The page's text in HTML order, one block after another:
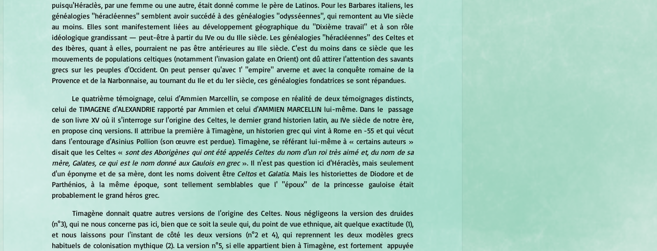
puisqu'Héraclès, par une femme ou une autre, était donné comme le père de Latinos. Pour les Barbares italiens, les
généalogies "héracléennes" semblent avoir succédé à des généalogies "odysséennes", qui remontent au VIe siècle
au moins. Elles sont manifestement liées au développement géographique du "Dixième travail" et à son rôle
idéologique grandissant — peut-être à partir du IVe ou du Ille siècle. Les généalogies "héracléennes" des Celtes et
des Ibères, quant à elles, pourraient ne pas être antérieures au Ille siècle. C'est du moins dans ce siècle que les
mouvements de populations celtiques (notamment l'invasion galate en Orient) ont dû attirer l'attention des savants
grecs sur les peuples d'Occident. On peut penser qu'avec 1' "empire" arverne et avec la conquête romaine de la
Provence et de la Narbonnaise, au tournant du Ile et du 1er siècle, ces généalogies fondatrices se sont répandues.
celui de TIMAGENE d'ALEXANDRIE rapporté par Ammien et celui d'AMMIEN MARCELLIN lui-même. Dans le  passage
de son livre XV où il s'interroge sur l'origine des Celtes, le dernier grand historien latin, au IVe siècle de notre ère,
en propose cinq versions. Il attribue la première à Timagène, un historien grec qui vint à Rome en -55 et qui vécut
dans l'entourage d'Asinius Pollion (son œuvre est perdue). Timagène, se référant lui-même à « certains auteurs »
disait que les Celtes « sont des Aborigènes qui ont été appelés Celtes du nom d'un roi très aimé et, du nom de sa
mère, Galates, ce qui est le nom donné aux Gaulois en grec ». Il n'est pas question ici d'Héraclès, mais seulement
d'un éponyme et de sa mère, dont les noms doivent être Celtos et Galatia. Mais les historiettes de Diodore et de
Parthénios, à la même époque, sont tellement semblables que l' "époux" de la princesse gauloise était
probablement le grand héros grec.
	Timagène donnait quatre autres versions de l'origine des Celtes. Nous négligeons la version des druides
(n°3), qui ne nous concerne pas ici, bien que ce soit la seule qui, du point de vue ethnique, ait quelque exactitude (1),
et nous laissons pour l'instant de côté les deux versions (n°2 et 4), qui reprennent les deux modèles grecs
habituels de colonisation mythique (2). La version n°5, si elle appartient bien à Timagène, est fortement  appuyée